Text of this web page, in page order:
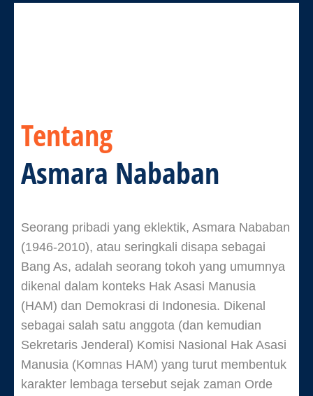
Tentang
Asmara Nababan
Seorang pribadi yang eklektik, Asmara Nababan
(1946-2010), atau seringkali disapa sebagai
Bang As, adalah seorang tokoh yang umumnya
dikenal dalam konteks Hak Asasi Manusia
(HAM) dan Demokrasi di Indonesia. Dikenal
sebagai salah satu anggota (dan kemudian
Sekretaris Jenderal) Komisi Nasional Hak Asasi
Manusia (Komnas HAM) yang turut membentuk
karakter lembaga tersebut sejak zaman Orde